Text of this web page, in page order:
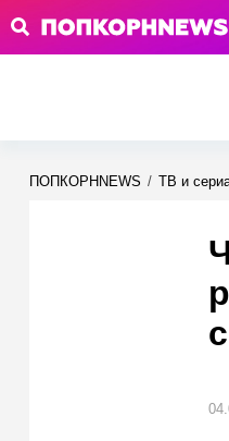
ПОПКОРНNEWS / ТВ и